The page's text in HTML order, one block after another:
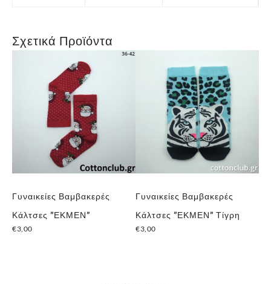
Σχετικά Προϊόντα
Γυναικείες Βαμβακερές
Κάλτσες ”ΕΚΜΕΝ”
€3,00
Γυναικείες Βαμβακερές
Κάλτσες ”ΕΚΜΕΝ” Τίγρη
€3,00